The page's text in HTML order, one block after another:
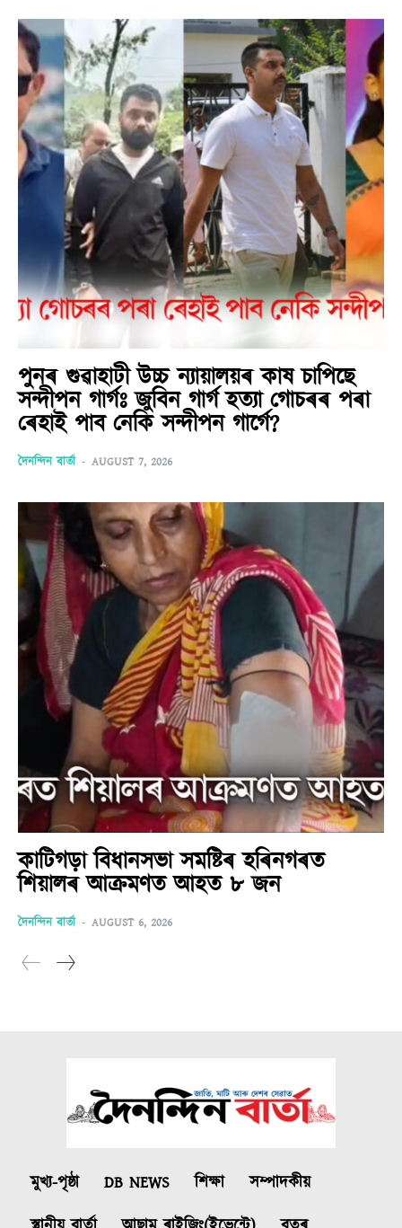
পুনৰ গুৱাহাটী উচ্চ ন্যায়ালয়ৰ কাষ চাপিছে
সন্দীপন গাৰ্গঃ জুবিন গাৰ্গ হত্যা গোচৰৰ পৰা
ৰেহাই পাব নেকি সন্দীপন গাৰ্গে?
দৈনন্দিন বাৰ্তা - AUGUST 7, 2026
কাটিগড়া বিধানসভা সমষ্টিৰ হৰিনগৰত
শিয়ালৰ আক্ৰমণত আহত ৮ জন
দৈনন্দিন বাৰ্তা - AUGUST 6, 2026
মুখ্য-পৃষ্ঠা DB NEWS শিক্ষা
সম্পাদকীয়